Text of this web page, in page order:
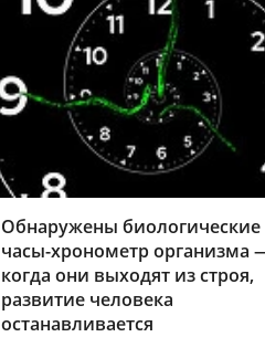
Обнаружены биологические
часы-хронометр организма
когда они выходят из строя,
развитие человека
останавливается